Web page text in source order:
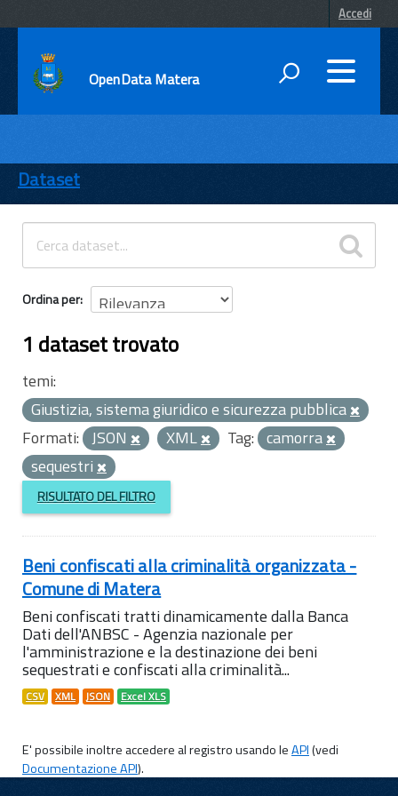
Accedi
OpenData Matera
ENTI
TEMI
INFORMAZIONI
Dataset
Ordina per
1 dataset trovato
temi:
Giustizia, sistema giuridico e sicurezza pubblica
Formati: JSON XML Tag: camorra
sequestri
RISULTATO DEL FILTRO
Beni confiscati alla criminalità organizzata -
Comune di Matera
Beni confiscati tratti dinamicamente dalla Banca
Dati dell'ANBSC - Agenzia nazionale per
l'amministrazione e la destinazione dei beni
sequestrati e confiscati alla criminalità...
CSV XML JSON Excel XLS
E' possibile inoltre accedere al registro usando leAPI(vedi
Documentazione API).